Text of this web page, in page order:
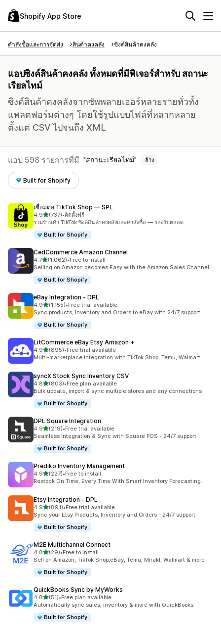
Shopify App Store
คำสั่งซื้อและการจัดส่ง สินค้าคงคลัง ซิงค์สินค้าคงคลัง
แอปซิงค์สินค้าคงคลัง ทั้งหมดที่มีฟีเจอร์สำหรับ สถานะ
เรียลไทม์
ซิงค์สินค้าคงคลังจากซัพพลายเออร์หลายรายทั่วทั้ง
แพลตฟอร์มต่างๆ โดยใช้รูปแบบไฟล์ที่หลากหลาย
ตั้งแต่ CSV ไปจนถึง XML
แอป 598 รายการที่มี สถานะเรียลไทม์ ล้าง
Built for Shopify
เชื่อมต่อ TikTok Shop — SPL
4.9เต็ม 5 ดาว
(737)
ทั้งหมด 737 รีวิว
•ติดตั้งฟรี
รวมร้านค้า TikTok ซิงค์สินค้าคงคลังและคำสั่งซื้อ — รองรับตลอด
Built for Shopify
CedCommerce Amazon Channel
4.7เต็ม 5 ดาว
(1,062)
ทั้งหมด 1062 รีวิว
•Free to install
Selling on Amazon becomes Easy with the Amazon Sales Channel
Built for Shopify
eBay Integration ‑ DPL
4.9เต็ม 5 ดาว
(1,155)
ทั้งหมด 1155 รีวิว
•Free trial available
Sync products, Inventory and Orders to eBay with 24/7 support
Built for Shopify
LitCommerce eBay Etsy Amazon +
4.9เต็ม 5 ดาว
(895)
ทั้งหมด 895 รีวิว
•Free trial available
Multi-marketplace integration with TikTok Shop, Temu, Walmart
syncX Stock Sync Inventory CSV
4.8เต็ม 5 ดาว
(803)
ทั้งหมด 803 รีวิว
•Free plan available
Bulk update, import & sync multiple stores and any connections
Built for Shopify
DPL Square Integration
4.9เต็ม 5 ดาว
(219)
ทั้งหมด 219 รีวิว
•Free trial available
Seamless Integration & Sync with Square POS - 24/7 support
Built for Shopify
Prediko Inventory Management
4.9เต็ม 5 ดาว
(227)
ทั้งหมด 227 รีวิว
•Free to install
Restock On Time, Every Time With Smart Inventory Forecasting.
Etsy Integration ‑ DPL
4.9เต็ม 5 ดาว
(891)
ทั้งหมด 891 รีวิว
•Free trial available
Sync your Etsy Products, Inventory and Orders - 24/7 support
Built for Shopify
M2E Multichannel Connect
4.8เต็ม 5 ดาว
(29)
ทั้งหมด 29 รีวิว
•Free to install
Sell on Amazon, TikTok Shop,eBay, Temu, Mirakl, Walmart & more
Built for Shopify
QuickBooks Sync by MyWorks
4.8เต็ม 5 ดาว
(51)
ทั้งหมด 51 รีวิว
•Free plan available
Automatically sync sales, inventory & more with QuickBooks.
Built for Shopify